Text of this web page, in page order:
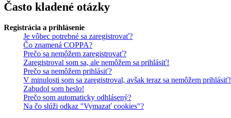
Často kladené otázky
Registrácia a prihlásenie
Je vôbec potrebné sa zaregistrovať?
Čo znamená COPPA?
Prečo sa nemôžem zaregistrovať?
Zaregistroval som sa, ale nemôžem sa prihlásiť!
Prečo sa nemôžem prihlásiť?
V minulosti som sa zaregistroval, avšak teraz sa nemôžem prihlásiť!
Zabudol som heslo!
Prečo som automaticky odhlásený?
Na čo slúži odkaz "Vymazať cookies"?